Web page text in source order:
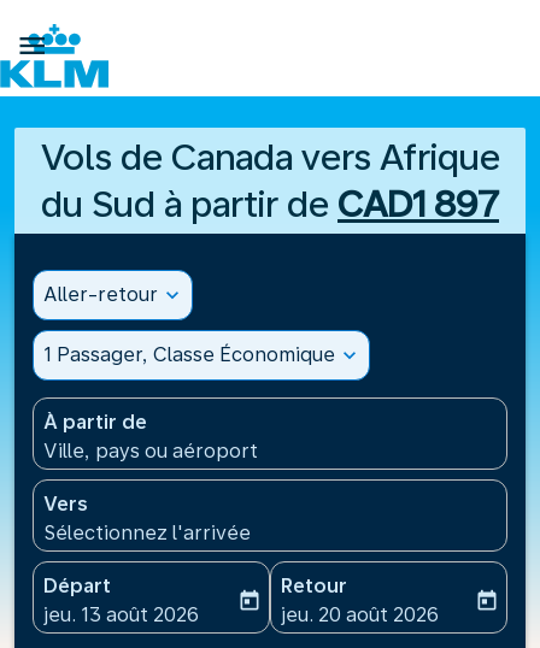

Vols de Canada vers Afrique
du Sud à partir de CAD1 897
Aller-retour expand_more
1 Passager, Classe Économique expand_more
À partir de
Ville, pays ou aéroport
Vers
Sélectionnez l'arrivée
Départ
fc-booking-departure-date-aria-label
jeu. 13 août 2026
today
Retour
fc-booking-return-date-
jeu. 20 août 2026
today